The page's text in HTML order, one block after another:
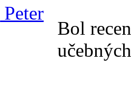
Bol